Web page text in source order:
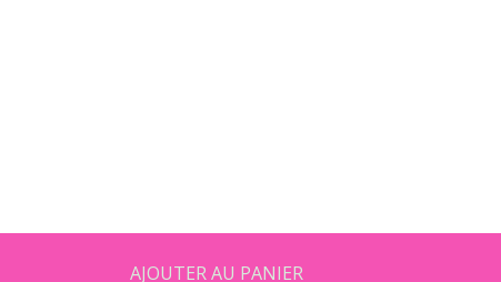
AJOUTER AU PANIER